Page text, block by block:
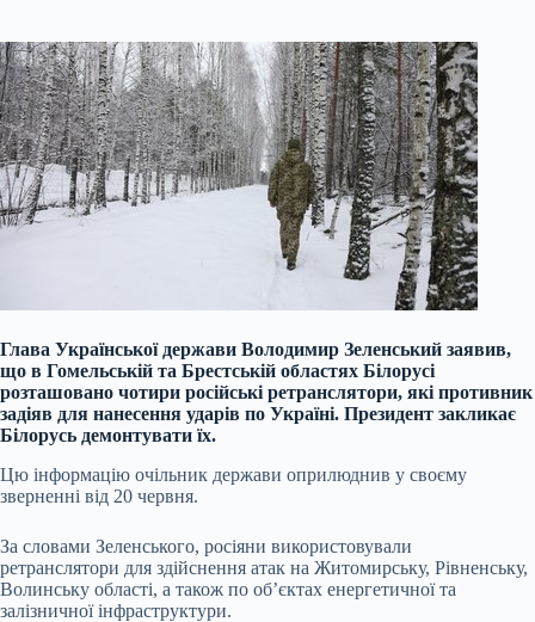
Глава Української держави Володимир Зеленський заявив,
що в Гомельській та Брестській областях Білорусі
розташовано чотири російські ретранслятори, які противник
задіяв для нанесення ударів по Україні. Президент закликає
Білорусь демонтувати їх.
Цю інформацію очільник держави оприлюднив у своєму
зверненні від 20 червня.
За словами Зеленського, росіяни використовували
ретранслятори для здійснення атак на Житомирську, Рівненську,
Волинську області, а також по об’єктах енергетичної та
залізничної інфраструктури.